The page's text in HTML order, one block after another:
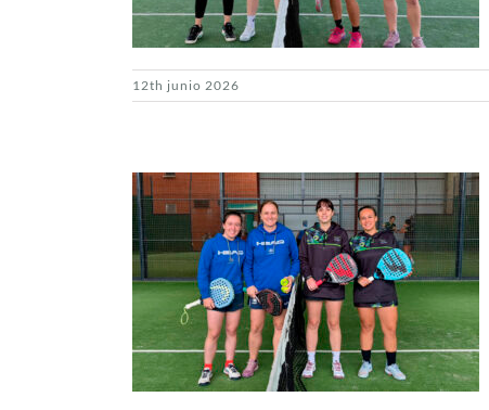
12th junio 2026